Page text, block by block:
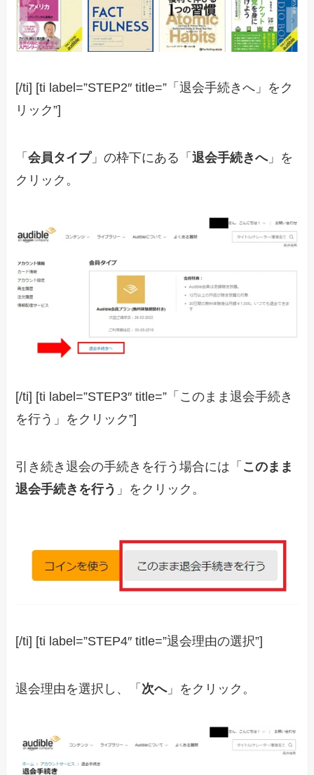
[/ti] [ti label=”STEP2″ title=”「退会手続きへ」をク
リック”]
「会員タイプ」の枠下にある「退会手続きへ」を
クリック。
[/ti] [ti label=”STEP3″ title=”「このまま退会手続き
を行う」をクリック”]
引き続き退会の手続きを行う場合には「 このまま
退会手続きを行う 」をクリック。
[/ti] [ti label=”STEP4″ title=”退会理由の選択”]
退会理由を選択し、「 次へ」をクリック。